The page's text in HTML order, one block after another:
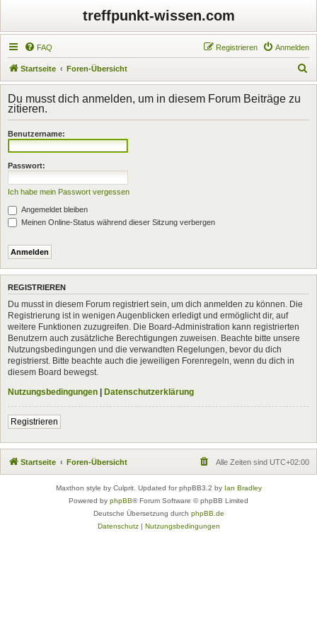
treffpunkt-wissen.com
FAQ Anmelden
Registrieren
Startseite Foren-Übersicht
u
h
Du musst dich anmelden, um in diesem Forum Beiträge zu
zitieren.
Benutzername:
Passwort:
Ich habe mein Passwort vergessen
Angemeldet bleiben
Meinen Online-Status während dieser Sitzung verbergen
REGISTRIEREN
Du musst in diesem Forum registriert sein, um dich anmelden zu können. Die
Registrierung ist in wenigen Augenblicken erledigt und ermöglicht dir, auf
weitere Funktionen zuzugreifen. Die Board-Administration kann registrierten
Benutzern auch zusätzliche Berechtigungen zuweisen. Beachte bitte unsere
Nutzungsbedingungen und die verwandten Regelungen, bevor du dich
registrierst. Bitte beachte auch die jeweiligen Forenregeln, wenn du dich in
diesem Board bewegst.
Nutzungsbedingungen | Datenschutzerklärung
Registrieren
Startseite Foren-Übersicht Alle Zeiten sind UTC+02:00
Maxthon style by Culprit. Updated for phpBB3.2 by Ian Bradley
Powered by phpBB® Forum Software © phpBB Limited
Deutsche Übersetzung durch phpBB.de
Datenschutz| Nutzungsbedingungen